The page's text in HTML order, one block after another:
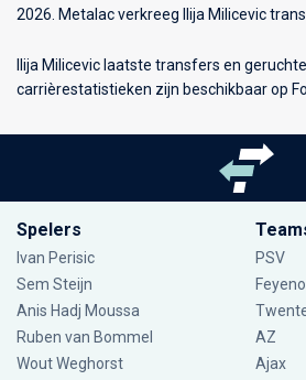
2026. Metalac verkreeg Ilija Milicevic
Ilija Milicevic laatste transfers en
carrièrestatistieken zijn beschikbaar op
Spelers
Ivan Perisic
Sem Steijn
Anis Hadj Moussa
Ruben van Bommel
Wout Weghorst
PSV
AZ
Ajax